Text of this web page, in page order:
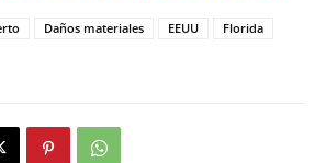
Daños materiales EEUU
Florida